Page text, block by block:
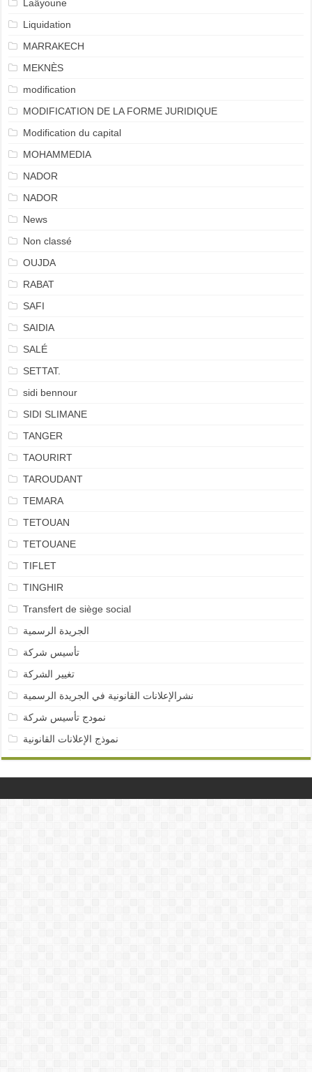
Laâyoune
Liquidation
MARRAKECH
MEKNÈS
modification
MODIFICATION DE LA FORME JURIDIQUE
Modification du capital
MOHAMMEDIA
NADOR
NADOR
News
Non classé
OUJDA
RABAT
SAFI
SAIDIA
SALÉ
SETTAT.
sidi bennour
SIDI SLIMANE
TANGER
TAOURIRT
TAROUDANT
TEMARA
TETOUAN
TETOUANE
TIFLET
TINGHIR
Transfert de siège social
الجريدة الرسمية
تأسيس شركة
تغيير الشركة
نشرالإعلانات القانونية في الجريدة الرسمية
نمودج تأسيس شركة
نموذج الإعلانات القانونية